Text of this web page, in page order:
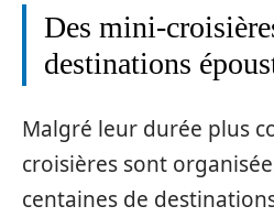
Des mini-
destinations
Malgré leur durée plus
croisières sont
centaines de